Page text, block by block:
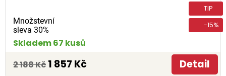
Množstevní
sleva 30%
TIP
-15%
Skladem 67 kusů
2 188 Kč 1 857 Kč Detail